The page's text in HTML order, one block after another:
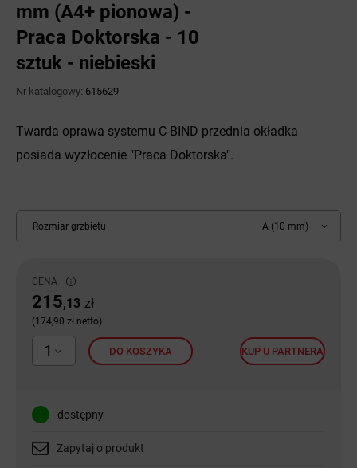
mm (A4+ pionowa) -
Praca Doktorska - 10
sztuk - niebieski
Nr katalogowy: 615629
Rozmiar grzbietu A (10 mm)
CENA
215,13 zł
(174,90 zł netto)
1 DO KOSZYKA KUP U PARTNERA
dostępny
Zapytaj o produkt
Twarda oprawa systemu C-BIND przednia okładka
posiada wyzłocenie "Praca Doktorska".